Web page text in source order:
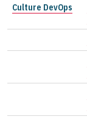
Culture DevOps